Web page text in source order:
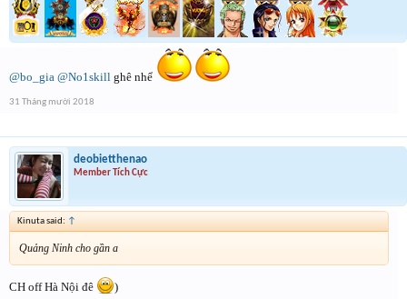
@bo_gia @No1skill ghê nhể
31 Tháng mười 2018
deobietthenao
Member Tích Cực
Kinuta said: ↑
Quảng Ninh cho gần a
CH off Hà Nội đê )